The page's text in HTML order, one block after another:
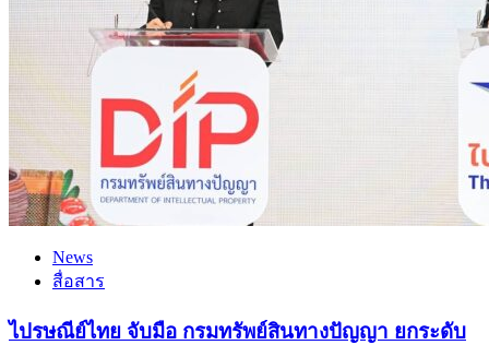
News
สื่อสาร
ไปรษณีย์ไทย จับมือ กรมทรัพย์สินทางปัญญา ยกระดับ